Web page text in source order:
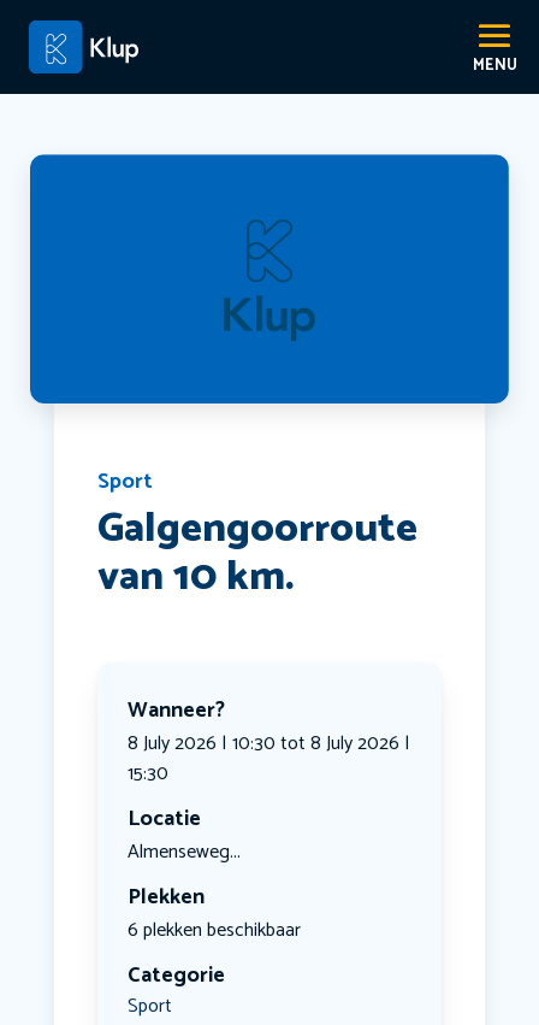
Sport
Galgengoorroute
van 10 km.
Wanneer?
8 July 2026 | 10:30 tot 8 July 2026 |
15:30
Locatie
Almenseweg...
Plekken
6 plekken beschikbaar
Categorie
Sport